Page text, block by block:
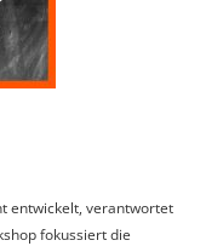
entwickelt, verantwortet
fokussiert die